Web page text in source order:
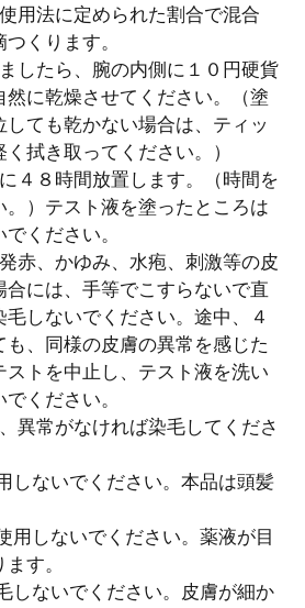
用法に定められた割合で混合
くります。
したら、腕の内側に１０円硬貨
然に乾燥させてください。（塗
しても乾かない場合は、ティッ
拭き取ってください。）
４８時間放置します。（時間を
。）テスト液を塗ったところは
ください。
赤、かゆみ、水疱、刺激等の皮
合には、手等でこすらないで直
しないでください。途中、４
も、同様の皮膚の異常を感じた
トを中止し、テスト液を洗い
ください。
異常がなければ染毛してくださ
しないでください。本品は頭髪
しないでください。薬液が目
す。
しないでください。皮膚が細か